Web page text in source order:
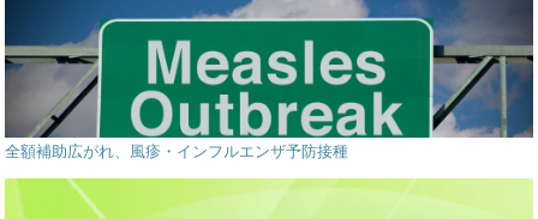
全額補助広がれ、風疹・インフルエンザ予防接種